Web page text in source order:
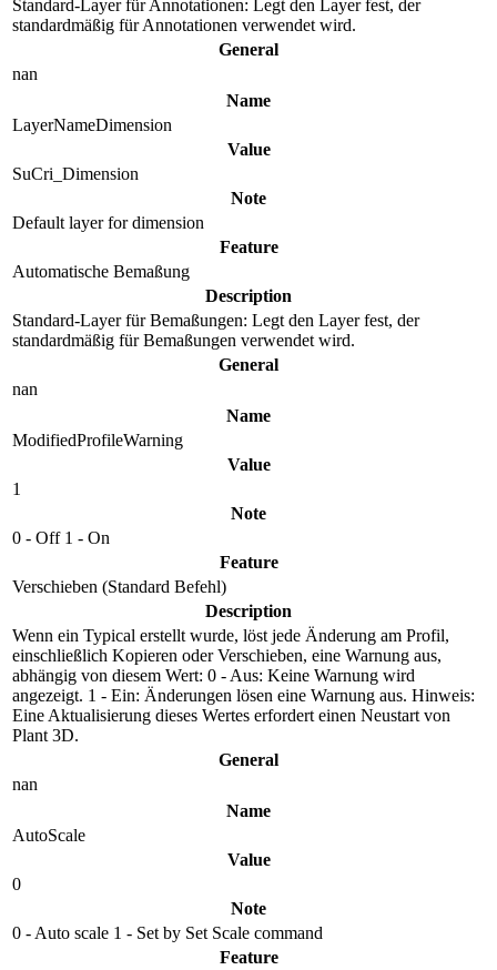
Standard-Layer für Annotationen: Legt den Layer fest, der
standardmäßig für Annotationen verwendet wird.
General
nan
Name
LayerNameDimension
Value
SuCri_Dimension
Note
Default layer for dimension
Feature
Automatische Bemaßung
Description
Standard-Layer für Bemaßungen: Legt den Layer fest, der
standardmäßig für Bemaßungen verwendet wird.
General
nan
Name
ModifiedProfileWarning
Value
1
Note
0 - Off 1 - On
Feature
Verschieben (Standard Befehl)
Description
Wenn ein Typical erstellt wurde, löst jede Änderung am Profil,
einschließlich Kopieren oder Verschieben, eine Warnung aus,
abhängig von diesem Wert: 0 - Aus: Keine Warnung wird
angezeigt. 1 - Ein: Änderungen lösen eine Warnung aus. Hinweis:
Eine Aktualisierung dieses Wertes erfordert einen Neustart von
Plant 3D.
General
nan
Name
AutoScale
Value
0
Note
0 - Auto scale 1 - Set by Set Scale command
Feature